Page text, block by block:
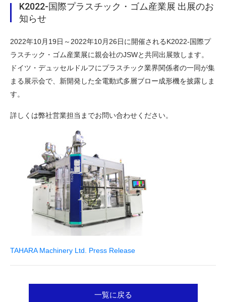
K2022-国際プラスチック・ゴム産業展 出展のお
知らせ
2022年10月19日～2022年10月26日に開催されるK2022-国際プ
ラスチック・ゴム産業展に親会社のJSWと共同出展致します。
ドイツ・デュッセルドルフにプラスチック業界関係者の一同が集
まる展示会で、新開発した全電動式多層ブロー成形機を披露しま
す。
詳しくは弊社営業担当までお問い合わせください。
TAHARA Machinery Ltd. Press Release
一覧に戻る